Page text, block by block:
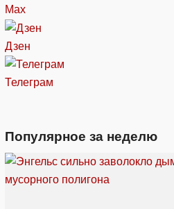
Max
Дзен
Телеграм
Популярное за неделю